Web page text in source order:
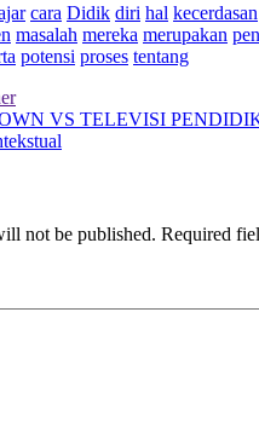
cara Didik diri hal kecerdasan
masalah mereka merupakan
potensi proses tentang
VS TELEVISI
not be published. Required